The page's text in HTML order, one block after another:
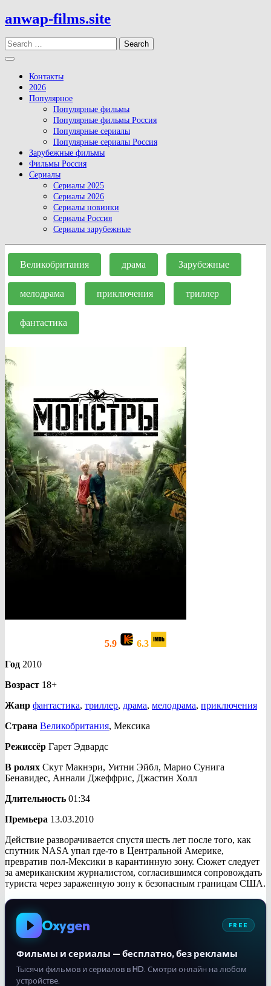
Skip
to
content
anwap-films.site
Search
Open
Button
Контакты
2026
Популярное
Популярные фильмы
Популярные фильмы Россия
Популярные сериалы
Популярные сериалы Россия
Зарубежные фильмы
Фильмы Россия
Сериалы
Сериалы 2025
Сериалы 2026
Сериалы новинки
Сериалы Россия
Сериалы зарубежные
Close
Button
Великобритания драма Зарубежные
мелодрама приключения триллер
фантастика
5.9
6.3
Год 2010
Возраст 18+
Жанр фантастика, триллер, драма, мелодрама, приключения
Страна Великобритания, Мексика
Режиссёр Гарет Эдвардс
В ролях Скут Макнэри, Уитни Эйбл, Марио Сунига
Бенавидес, Аннали Джеффрис, Джастин Холл
Длительность 01:34
Премьера 13.03.2010
Действие разворачивается спустя шесть лет после того, как
спутник NASA упал где-то в Центральной Америке,
превратив пол-Мексики в карантинную зону. Сюжет следует
за американским журналистом, согласившимся сопровождать
туриста через зараженную зону к безопасным границам США.
Oxygen FREE
Фильмы и сериалы — бесплатно, без рекламы
Тысячи фильмов и сериалов в HD. Смотри онлайн на любом
устройстве.